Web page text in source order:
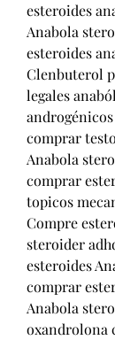
esteroides
Anabola
esteroides
Clenbuterol
legales
comprar
Anabola
comprar
topicos
Compre
steroider
esteroides
comprar
Anabola
oxandrolona